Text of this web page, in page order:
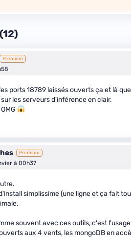
Premium
ports 18789 laissés ouverts ça et là
les serveurs d'inférence en clair.
Premium
à 00h37
simplissime (une ligne et ça fait
souvent avec ces outils, c'est
aux 4 vents, les mongoDB en